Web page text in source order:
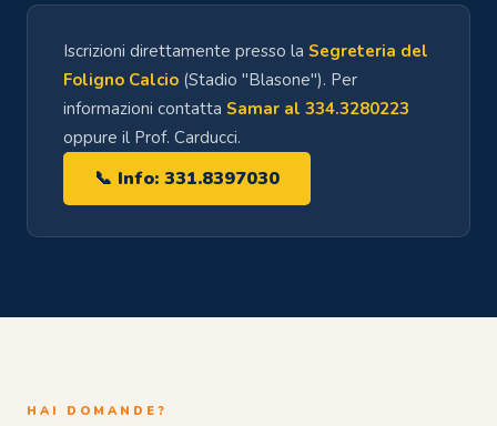
Iscrizioni direttamente presso la Segreteria del
Foligno Calcio (Stadio "Blasone"). Per
informazioni contatta Samar al 334.3280223
oppure il Prof. Carducci.
📞 Info: 331.8397030
HAI DOMANDE?